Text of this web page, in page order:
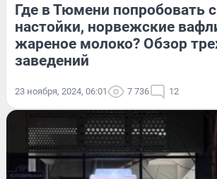
Где в Тюмени попробовать
настойки, норвежские
жареное молоко? Обзор
заведений
23 ноября, 2024, 06:01 7 736 12